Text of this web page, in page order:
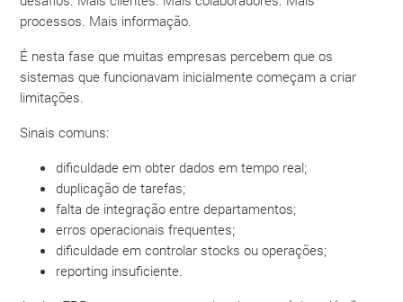
processos. Mais informação.
É nesta fase que muitas empresas percebem que os
sistemas que funcionavam inicialmente começam a criar
limitações.
Sinais comuns:
dificuldade em obter dados em tempo real;
duplicação de tarefas;
falta de integração entre departamentos;
erros operacionais frequentes;
dificuldade em controlar stocks ou operações;
reporting insuficiente.